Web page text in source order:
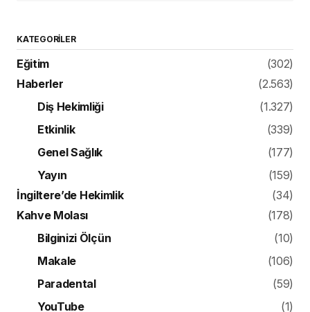
KATEGORILER
Eğitim
(302)
Haberler
(2.563)
Diş Hekimliği
(1.327)
Etkinlik
(339)
Genel Sağlık
(177)
Yayın
(159)
İngiltere’de Hekimlik
(34)
Kahve Molası
(178)
Bilginizi Ölçün
(10)
Makale
(106)
Paradental
(59)
YouTube
(1)